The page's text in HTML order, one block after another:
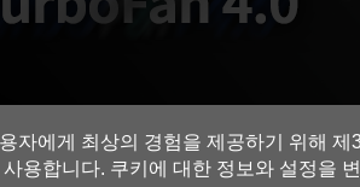
자에게 최상의 경험을 제공하기 위해 제
용합니다. 쿠키에 대한 정보와 설정을
4.0은 공기 흐름 역학을 최적화하여 우수
고 블레이드 뒷면의 홈을 통해 저항과 소음
선과 열 최적화를 달성합니다.